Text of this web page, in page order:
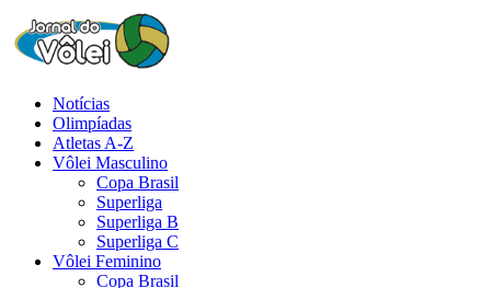
Notícias
Olimpíadas
Atletas A-Z
Vôlei Masculino
Copa Brasil
Superliga
Superliga B
Superliga C
Vôlei Feminino
Copa Brasil